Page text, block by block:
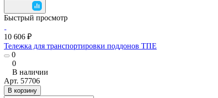
Быстрый просмотр
10 606 ₽
Тележка для транспортировки поддонов ТПЕ
0
0
В наличии
Арт. 57706
В корзину